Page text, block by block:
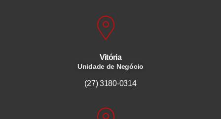
Vitória
Unidade de Negócio
(27) 3180-0314